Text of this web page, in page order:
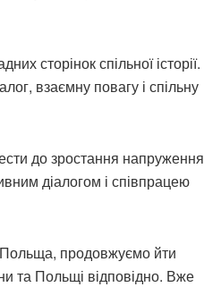
сторінок спільної історії.
взаємну повагу і спільну
до зростання напруження
діалогом і співпрацею
Польща, продовжуємо йти
та Польщі відповідно. Вже